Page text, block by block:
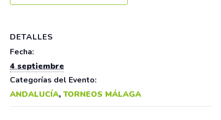
DETALLES
Fecha:
4 septiembre
Categorías del Evento:
ANDALUCÍA, TORNEOS MÁLAGA